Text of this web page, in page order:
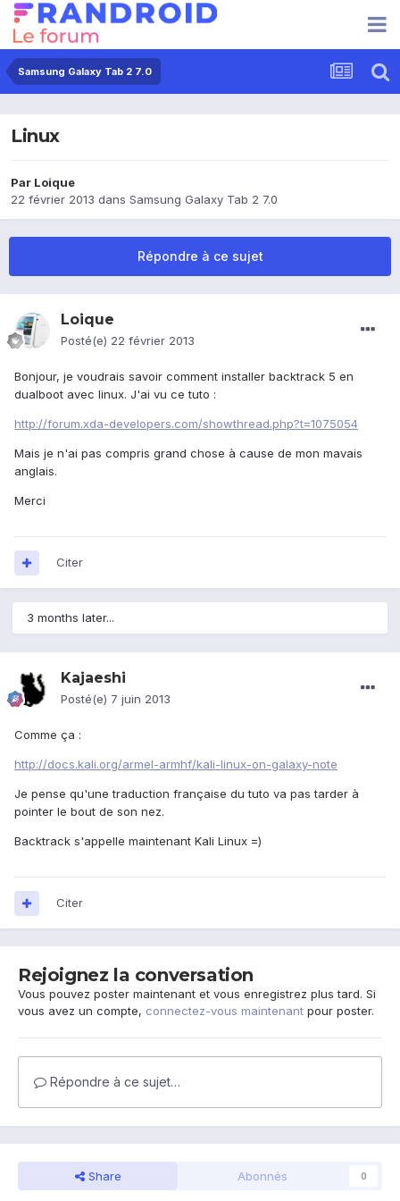
Samsung Galaxy Tab 2 7.0
Linux
Par Loique
22 février 2013 dans Samsung Galaxy Tab 2 7.0
Répondre à ce sujet
Loique
Posté(e) 22 février 2013
Bonjour, je voudrais savoir comment installer backtrack 5 en
dualboot avec linux. J'ai vu ce tuto :
http://forum.xda-developers.com/showthread.php?t=1075054
Mais je n'ai pas compris grand chose à cause de mon mavais
anglais.
Merci
Citer
3 months later...
Kajaeshi
Posté(e) 7 juin 2013
Comme ça :
http://docs.kali.org/armel-armhf/kali-linux-on-galaxy-note
Je pense qu'une traduction française du tuto va pas tarder à
pointer le bout de son nez.
Backtrack s'appelle maintenant Kali Linux =)
Citer
Rejoignez la conversation
Vous pouvez poster maintenant et vous enregistrez plus tard. Si
vous avez un compte, connectez-vous maintenant pour poster.
Répondre à ce sujet…
Share Abonnés 0